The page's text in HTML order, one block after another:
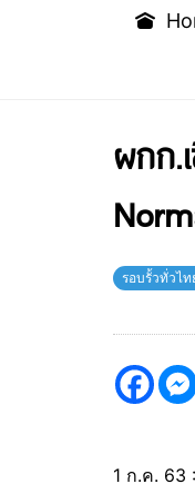
ผกก.
รอบรั้วทั่วไท
1 ก.ค. 63